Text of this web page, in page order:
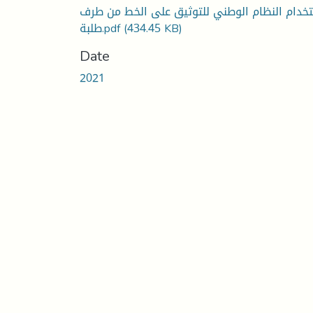
النظام الوطني للتوثيق على الخط من طرف
طلبة.pdf(434.45 KB)
Date
2021